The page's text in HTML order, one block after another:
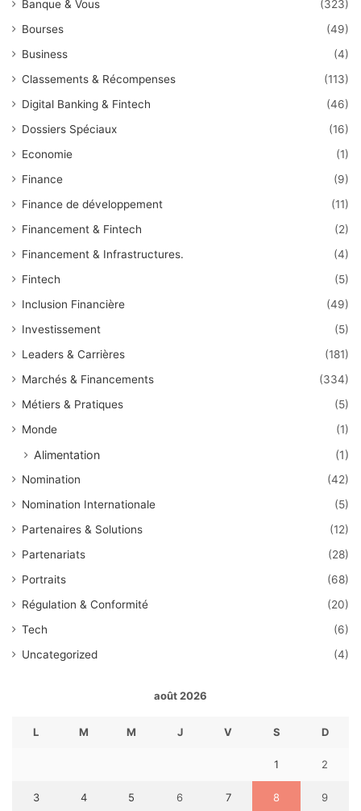
Banque & Vous
(323)
Bourses
(49)
Business
(4)
Classements & Récompenses
(113)
Digital Banking & Fintech
(46)
Dossiers Spéciaux
(16)
Economie
(1)
Finance
(9)
Finance de développement
(11)
Financement & Fintech
(2)
Financement & Infrastructures.
(4)
Fintech
(5)
Inclusion Financière
(49)
Investissement
(5)
Leaders & Carrières
(181)
Marchés & Financements
(334)
Métiers & Pratiques
(5)
Monde
(1)
Alimentation (1)
Nomination
(42)
Nomination Internationale
(5)
Partenaires & Solutions
(12)
Partenariats
(28)
Portraits
(68)
Régulation & Conformité
(20)
Tech
(6)
Uncategorized
(4)
août 2026
L M M J V S D
1 2
3 4 5 6 7 8 9